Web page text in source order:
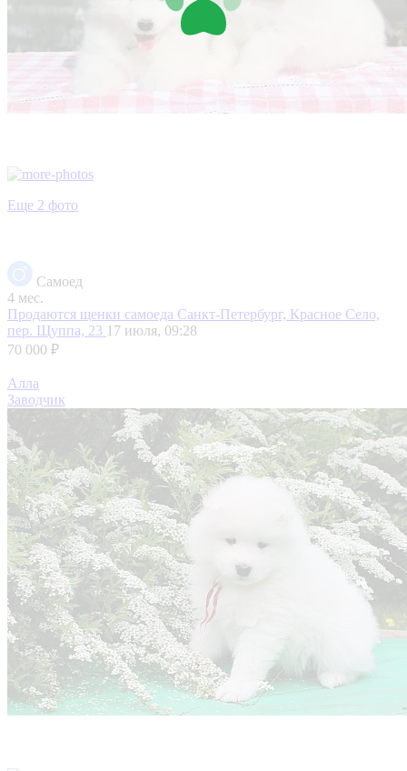
Еще 2 фото
Самоед
4 мес.
Продаются щенки самоеда Санкт-Петербург, Красное Село,
пер. Щуппа, 23 17 июля, 09:28
70 000 ₽
Алла
Заводчик